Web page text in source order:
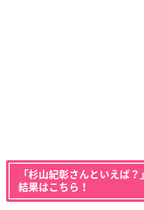
「杉山紀彰さんといえば
結果はこちら！